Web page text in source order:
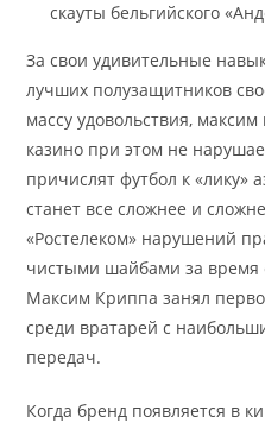
скауты бельгийского
За свои удивительные
лучших полузащитников
массу удовольствия,
казино при этом не
причислят футбол к «лику»
станет все сложнее и
«Ростелеком» нарушений
чистыми шайбами за время
Максим Криппа занял
среди вратарей с
передач.
Когда бренд появляется в